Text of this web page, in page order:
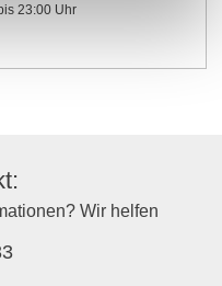
23:00 Uhr
Wir helfen